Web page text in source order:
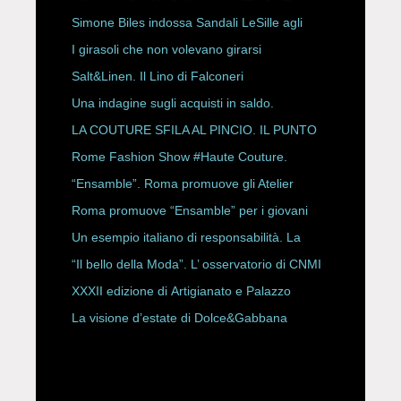
HAUTE COUTURE
Simone Biles indossa Sandali LeSille agli
ESPY Awards 2026
I girasoli che non volevano girarsi
Salt&Linen. Il Lino di Falconeri
Una indagine sugli acquisti in saldo.
LA COUTURE SFILA AL PINCIO. IL PUNTO
CON ALESSANDRO ONORATO E
ROBERTA ANGELILLI
Rome Fashion Show #Haute Couture.
“Ensamble”. Roma promuove gli Atelier
Storici
Roma promuove “Ensamble” per i giovani
Un esempio italiano di responsabilità. La
Rete Slow Fiber
“Il bello della Moda”. L’ osservatorio di CNMI
XXXII edizione di Artigianato e Palazzo
La visione d’estate di Dolce&Gabbana